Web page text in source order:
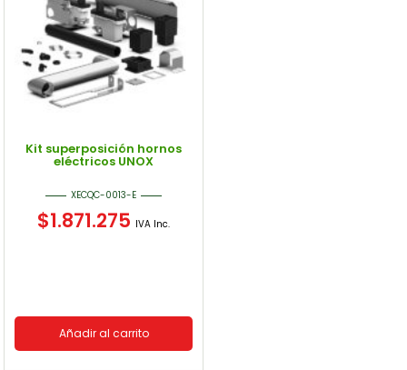
Kit superposición hornos
eléctricos UNOX
XECQC-0013-E
$1.871.275 IVA Inc.
Añadir al carrito